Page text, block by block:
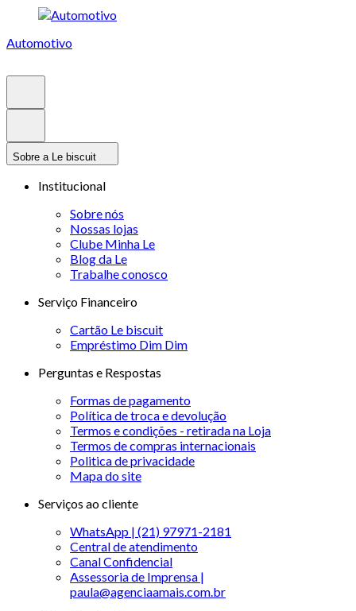
Automotivo
Sobre a Le biscuit
Institucional
Sobre nós
Nossas lojas
Clube Minha Le
Blog da Le
Trabalhe conosco
Serviço Financeiro
Cartão Le biscuit
Empréstimo Dim Dim
Perguntas e Respostas
Formas de pagamento
Política de troca e devolução
Termos e condições - retirada na Loja
Termos de compras internacionais
Politica de privacidade
Mapa do site
Serviços ao cliente
WhatsApp | (21) 97971-2181
Central de atendimento
Canal Confidencial
Assessoria de Imprensa |
paula@agenciaamais.com.br